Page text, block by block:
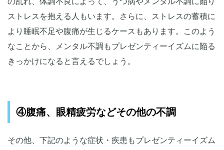
ストレスを抱える人もいます。さらに、ストレスの蓄積に
より睡眠不足や腹痛が生じるケースもあります。このよう
なことから、メンタル不調もプレゼンティーイズムに陥る
きっかけになると言えるでしょう。
④腹痛、眼精疲労などその他の不調
その他、下記のような症状・疾患もプレゼンティーイズム